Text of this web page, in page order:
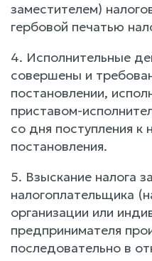
заместителем)
гербовой печатью
4. Исполнительные
совершены и
постановлении,
приставом-
со дня поступления к
постановления.
5. Взыскание налога
налогоплательщика
организации или
предпринимателя
последовательно в